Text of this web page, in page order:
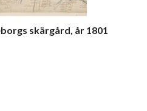
skärgård, år 1801